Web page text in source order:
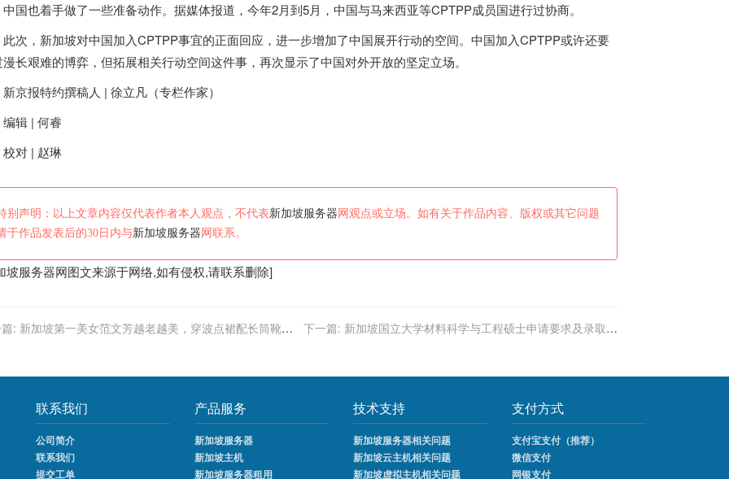
中国也着手做了一些准备动作。据媒体报道，今年2月到5月，中国与马来西亚等CPTPP成员国进行过协商。
此次， 新加坡对中国加入CPTPP事宜的正面回应，进一步增加了中国展开行动的空间。中国加入CPTPP或许还要
长艰难的博弈，但拓展相关行动空间这件事，再次显示了中国对外开放的坚定立场。
新京报特约撰稿人 | 徐立凡（专栏作家）
编辑 | 何睿
校对 | 赵琳
别声明：以上文章内容仅代表作者本人观点，不代表新加坡服务器 网观点或立场。如有关于作品内容、版权或其它问题
于作品发表后的30日内与新加坡服务器 网联系。
坡服务器网图文来源于网络,如有侵权,请联系删除]
: 新加坡第一美女范文芳越老越美，穿波点裙配长筒靴，
下一篇: 新加坡国立大学材料科学与工程硕士申请要求及录取案
联系我们
公司简介
联系我们
提交工单
产品服务
新加坡服务器
新加坡主机
新加坡服务器租用
技术支持
新加坡服务器相关问题
新加坡云主机相关问题
新加坡虚拟主机相关问题
支付方式
支付宝支付（推荐）
微信支付
网银支付